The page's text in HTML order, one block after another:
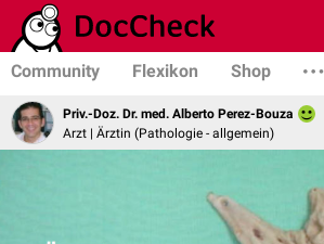
Community Flexikon Shop
Priv.-Doz. Dr. med. Alberto Perez-Bouza
Arzt | Ärztin (Pathologie - allgemein)